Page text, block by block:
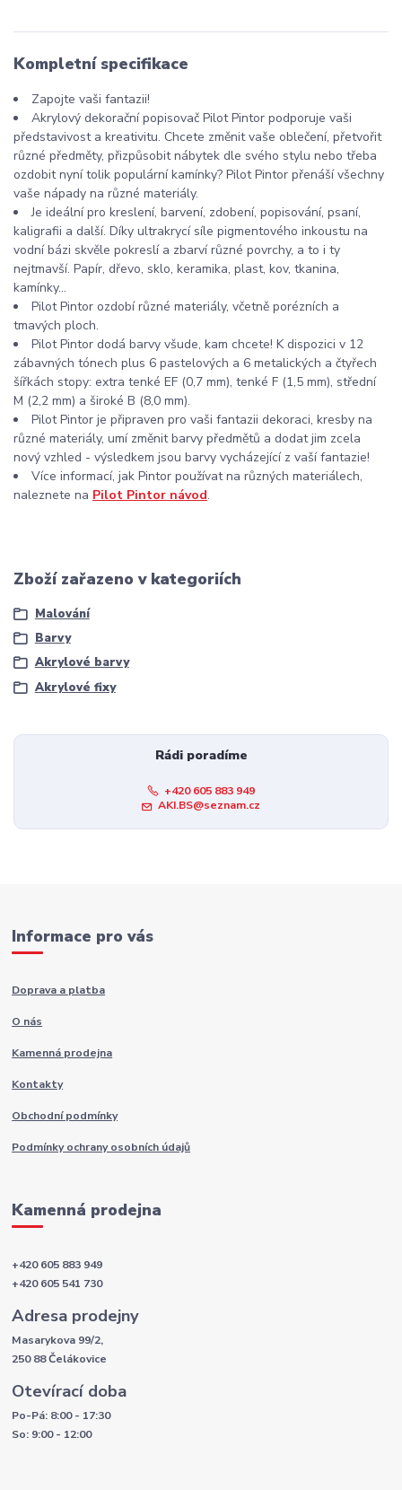
Kompletní specifikace
Zapojte vaši fantazii!
Akrylový dekorační popisovač Pilot Pintor podporuje vaši
představivost a kreativitu. Chcete změnit vaše oblečení, přetvořit
různé předměty, přizpůsobit nábytek dle svého stylu nebo třeba
ozdobit nyní tolik populární kamínky? Pilot Pintor přenáší všechny
vaše nápady na různé materiály.
Je ideální pro kreslení, barvení, zdobení, popisování, psaní,
kaligrafii a další. Díky ultrakrycí síle pigmentového inkoustu na
vodní bázi skvěle pokreslí a zbarví různé povrchy, a to i ty
nejtmavší. Papír, dřevo, sklo, keramika, plast, kov, tkanina,
kamínky...
Pilot Pintor ozdobí různé materiály, včetně porézních a
tmavých ploch.
Pilot Pintor dodá barvy všude, kam chcete! K dispozici v 12
zábavných tónech plus 6 pastelových a 6 metalických a čtyřech
šířkách stopy: extra tenké EF (0,7 mm), tenké F (1,5 mm), střední
M (2,2 mm) a široké B (8,0 mm).
Pilot Pintor je připraven pro vaši fantazii dekoraci, kresby na
různé materiály, umí změnit barvy předmětů a dodat jim zcela
nový vzhled - výsledkem jsou barvy vycházející z vaší fantazie!
Více informací, jak Pintor používat na různých materiálech,
naleznete na Pilot Pintor návod.
Zboží zařazeno v kategoriích
Malování
Barvy
Akrylové barvy
Akrylové fixy
Rádi poradíme
+420 605 883 949
AKI.BS@seznam.cz
Informace pro vás
Doprava a platba
O nás
Kamenná prodejna
Kontakty
Obchodní podmínky
Podmínky ochrany osobních údajů
Kamenná prodejna
+420 605 883 949
+420 605 541 730
Adresa prodejny
Masarykova 99/2,
250 88 Čelákovice
Otevírací doba
Po-Pá: 8:00 - 17:30
So: 9:00 - 12:00